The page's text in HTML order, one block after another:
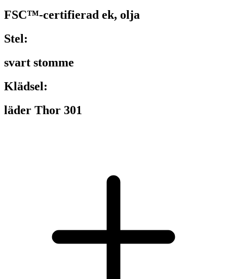
FSC™-certifierad ek, olja
Stel:
svart stomme
Klädsel:
läder Thor 301